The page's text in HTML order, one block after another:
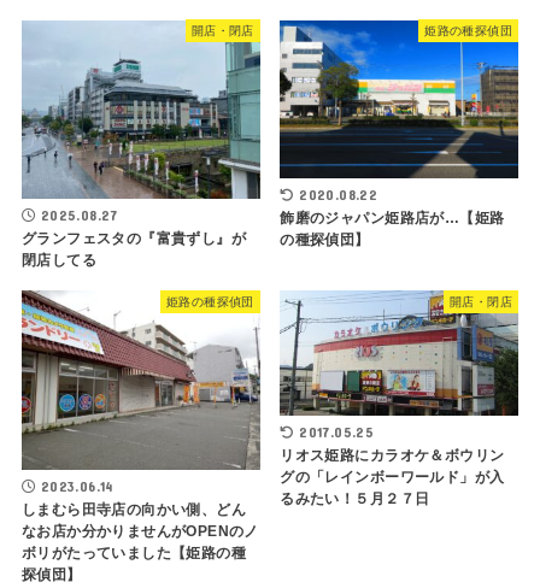
開店・閉店
2025.08.27
グランフェスタの『富貴ずし』が
閉店してる
姫路の種探偵団
2020.08.22
飾磨のジャパン姫路店が…【姫路
の種探偵団】
姫路の種探偵団
2023.06.14
しまむら田寺店の向かい側、どん
なお店か分かりませんがOPENのノ
ボリがたっていました【姫路の種
探偵団】
開店・閉店
2017.05.25
リオス姫路にカラオケ＆ボウリン
グの「レインボーワールド」が入
るみたい！５月２７日